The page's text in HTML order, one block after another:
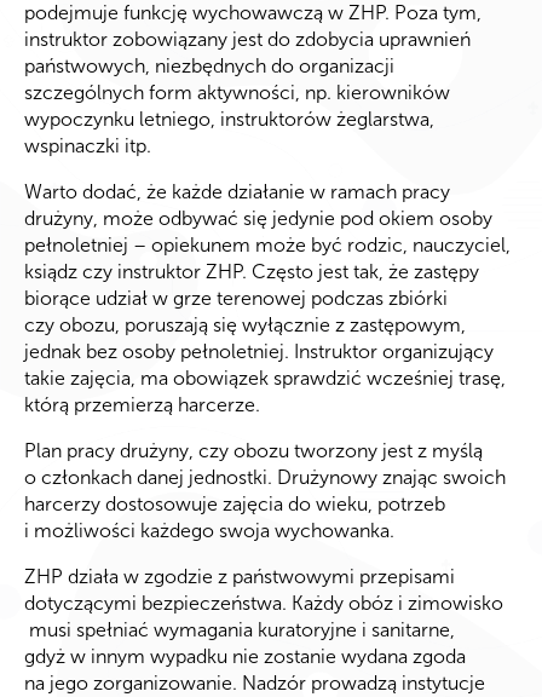
podejmuje funkcję wychowawczą w ZHP. Poza tym,
instruktor zobowiązany jest do zdobycia uprawnień
państwowych, niezbędnych do organizacji
szczególnych form aktywności, np. kierowników
wypoczynku letniego, instruktorów żeglarstwa,
wspinaczki itp.
Warto dodać, że każde działanie w ramach pracy
drużyny, może odbywać się jedynie pod okiem osoby
pełnoletniej – opiekunem może być rodzic, nauczyciel,
ksiądz czy instruktor ZHP. Często jest tak, że zastępy
biorące udział w grze terenowej podczas zbiórki
czy obozu, poruszają się wyłącznie z zastępowym,
jednak bez osoby pełnoletniej. Instruktor organizujący
takie zajęcia, ma obowiązek sprawdzić wcześniej trasę,
którą przemierzą harcerze.
Plan pracy drużyny, czy obozu tworzony jest z myślą
o członkach danej jednostki. Drużynowy znając swoich
harcerzy dostosowuje zajęcia do wieku, potrzeb
i możliwości każdego swoja wychowanka.
ZHP działa w zgodzie z państwowymi przepisami
dotyczącymi bezpieczeństwa. Każdy obóz i zimowisko
musi spełniać wymagania kuratoryjne i sanitarne,
gdyż w innym wypadku nie zostanie wydana zgoda
na jego zorganizowanie. Nadzór prowadzą instytucje